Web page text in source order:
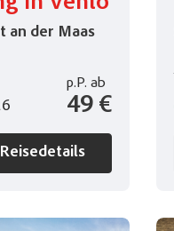
an der Maas
p.P. ab
49 €